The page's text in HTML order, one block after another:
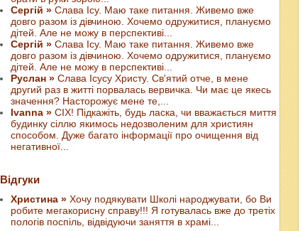
Сергій »Слава Ісу. Маю таке питання. Живемо вже
довго разом із дівчиною. Хочемо одружитися, плануємо
дітей. Але не можу в перспективі...
Сергій »Слава Ісу. Маю таке питання. Живемо вже
довго разом із дівчиною. Хочемо одружитися, плануємо
дітей. Але не можу в перспективі...
Руслан »Слава Ісусу Христу. Св'ятий отче, в мене
другий раз в житті порвалась вервичка. Чи має це якесь
значення? Насторожує мене те,...
Ivanna »СІХ! Підкажіть, будь ласка, чи вважається миття
будинку сіллю якимось недозволеним для християн
способом. Дуже багато інформації про очищення від
негативної...
Відгуки
Христина »Хочу подякувати Школі народжувати, бо Ви
робите мегакорисну справу!!! Я готувалась вже до третіх
пологів поспіль, відвідуючи заняття в храмі...